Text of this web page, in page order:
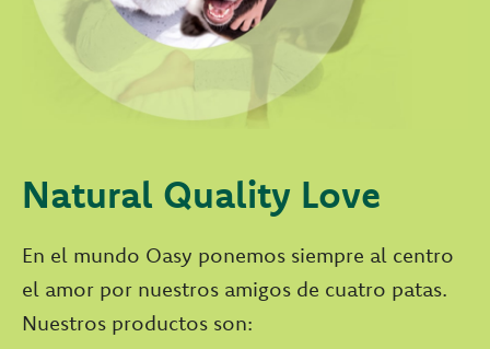
Natural Quality Love
En el mundo Oasy ponemos siempre al centro
el amor por nuestros amigos de cuatro patas.
Nuestros productos son: